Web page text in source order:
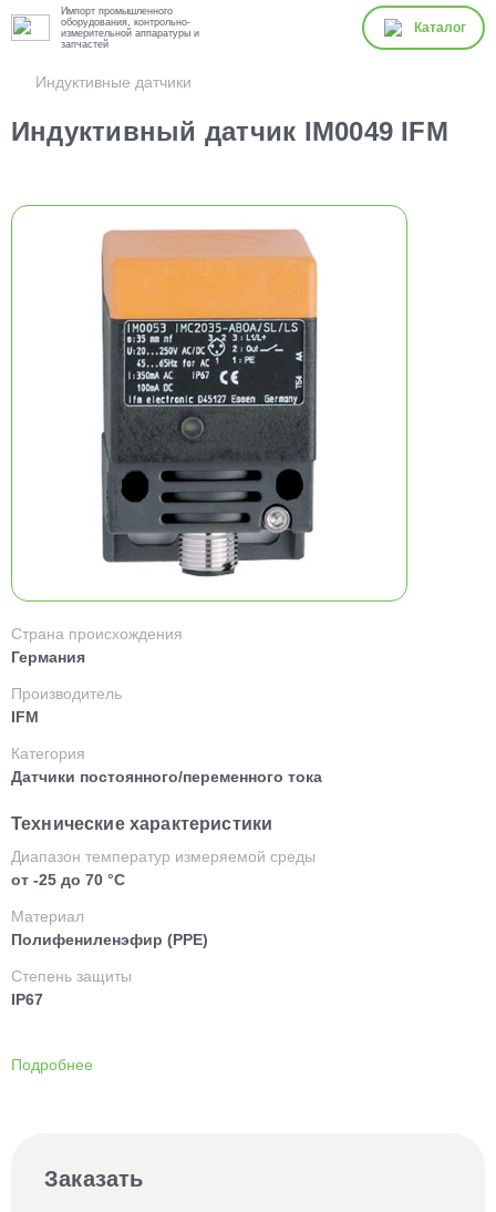
Импорт промышленного
оборудования, контрольно-
измерительной аппаратуры и
запчастей
Каталог
Индуктивные датчики
Индуктивный датчик IM0049 IFM
Страна происхождения
Германия
Производитель
IFM
Категория
Датчики постоянного/переменного тока
Технические характеристики
Диапазон температур измеряемой среды
от -25 до 70 °C
Материал
Полифениленэфир (PPE)
Степень защиты
IP67
Подробнее
Заказать